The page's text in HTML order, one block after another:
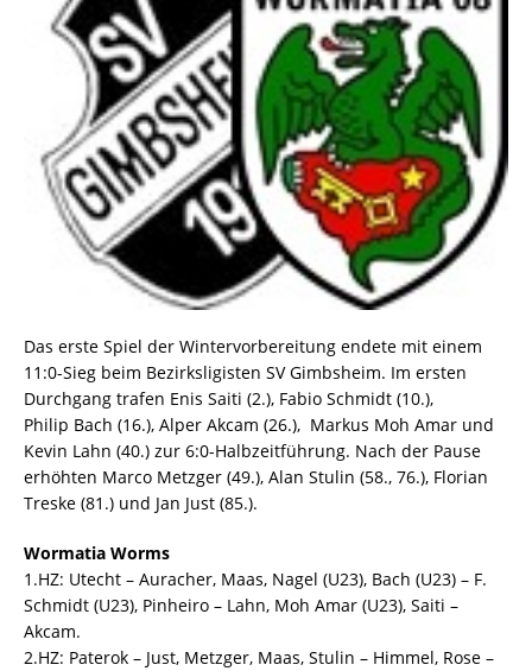
Das erste Spiel der Wintervorbereitung endete mit einem
11:0-Sieg beim Bezirksligisten SV Gimbsheim. Im ersten
Durchgang trafen Enis Saiti (2.), Fabio Schmidt (10.),
Philip Bach (16.), Alper Akcam (26.), Markus Moh Amar und
Kevin Lahn (40.) zur 6:0-Halbzeitführung. Nach der Pause
erhöhten Marco Metzger (49.), Alan Stulin (58., 76.), Florian
Treske (81.) und Jan Just (85.).
Wormatia Worms
1.HZ: Utecht – Auracher, Maas, Nagel (U23), Bach (U23) – F.
Schmidt (U23), Pinheiro – Lahn, Moh Amar (U23), Saiti –
Akcam.
2.HZ: Paterok – Just, Metzger, Maas, Stulin – Himmel, Rose –